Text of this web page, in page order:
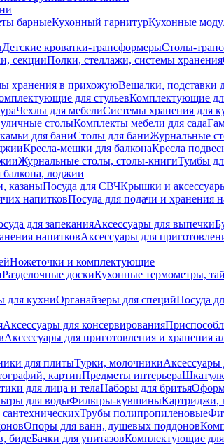
барныеКухонный гарнитурКухонные
Детские кроватки-трансформерыСтолы-
секцииПолки, стеллажи, системы хранения
хранения в прихожуюВешалки, подставки
для стульевКомплектующие
Чехлы для мебелиСистемы хранения для
столыКомплекты мебели для сада
для баниСтолы для баниЖурнальные
Кресла-мешки для балконаКресла
Журнальные столы, столы-книгиТумбы
лоджии
казаныПосуда для СВЧКрышки и
напитковПосуда для подачи и хранения
для запеканияАксессуары для выпечки
напитковАксессуары для
Ножеточки и комплектующие
Разделочные доскиКухонные термометры,
для кухниОрганайзеры для специйПосуда
Аксессуары для консервирования
Аксессуары для приготовления и хранения
для плитыТурки, молочникиАксессуары
картинПредметы интерьера
для лица и телаНаборы для бритья
для водыФильтры-кувшиныКартриджи,
Трубы полипропиленовые
Опоры для ванн, душевых поддонов
бидеБачки для унитазовКомплектующие